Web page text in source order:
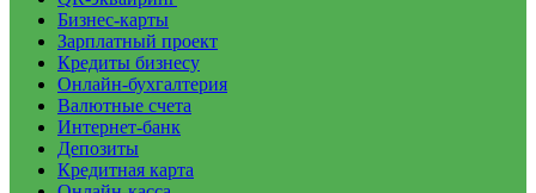
Бизнес-карты
Зарплатный проект
Кредиты бизнесу
Онлайн-бухгалтерия
Валютные счета
Интернет-банк
Депозиты
Кредитная карта